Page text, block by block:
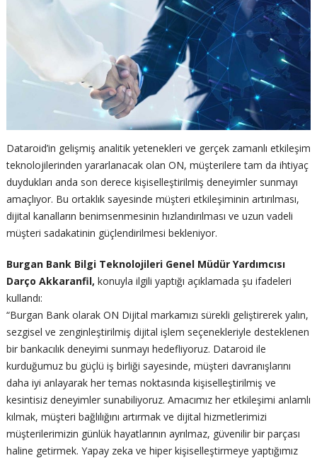
Dataroid’in gelişmiş analitik yetenekleri ve gerçek zamanlı etkileşim
teknolojilerinden yararlanacak olan ON, müşterilere tam da ihtiyaç
duydukları anda son derece kişiselleştirilmiş deneyimler sunmayı
amaçlıyor. Bu ortaklık sayesinde müşteri etkileşiminin artırılması,
dijital kanalların benimsenmesinin hızlandırılması ve uzun vadeli
müşteri sadakatinin güçlendirilmesi bekleniyor.
Burgan Bank Bilgi Teknolojileri Genel Müdür Yardımcısı
Darço Akkaranfil, konuyla ilgili yaptığı açıklamada şu ifadeleri
kullandı:
“Burgan Bank olarak ON Dijital markamızı sürekli geliştirerek yalın,
sezgisel ve zenginleştirilmiş dijital işlem seçenekleriyle desteklenen
bir bankacılık deneyimi sunmayı hedefliyoruz. Dataroid ile
kurduğumuz bu güçlü iş birliği sayesinde, müşteri davranışlarını
daha iyi anlayarak her temas noktasında kişiselleştirilmiş ve
kesintisiz deneyimler sunabiliyoruz. Amacımız her etkileşimi anlamlı
kılmak, müşteri bağlılığını artırmak ve dijital hizmetlerimizi
müşterilerimizin günlük hayatlarının ayrılmaz, güvenilir bir parçası
haline getirmek. Yapay zeka ve hiper kişiselleştirmeye yaptığımız